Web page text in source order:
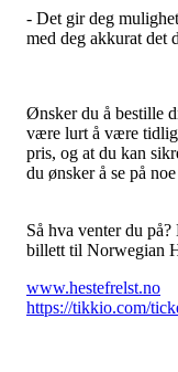
- Det gir deg
med deg akkurat det
Ønsker du å bestille
være lurt å være
pris, og at du kan
du ønsker å se på
Så hva venter du
billett til Norwegian
www.hestefrelst.no
https://tikkio.com/